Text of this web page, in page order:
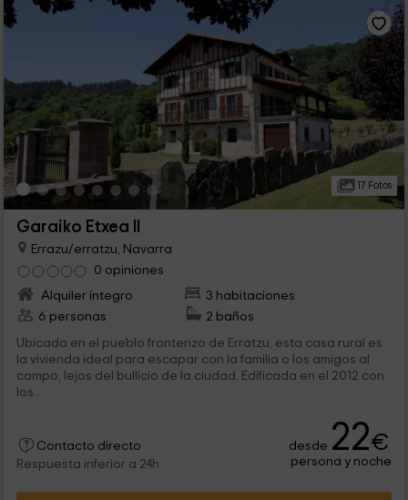
17 Fotos
Garaiko Etxea II
Errazu/erratzu, Navarra
0 opiniones
Alquiler íntegro
3 habitaciones
6 personas
2 baños
Ubicada en el pueblo fronterizo de Erratzu, esta casa rural es
la vivienda ideal para escapar con la familia o los amigos al
campo, lejos del bullicio de la ciudad. Edificada en el 2012 con
los...
Contacto directo
Respuesta inferior a 24h
desde 22€
persona y noche